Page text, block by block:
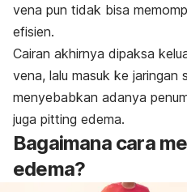
vena pun tidak bisa
efisien.
Cairan akhirnya dipaksa
vena, lalu masuk ke jaringan
menyebabkan adanya
juga pitting edema.
Bagaimana cara
edema?